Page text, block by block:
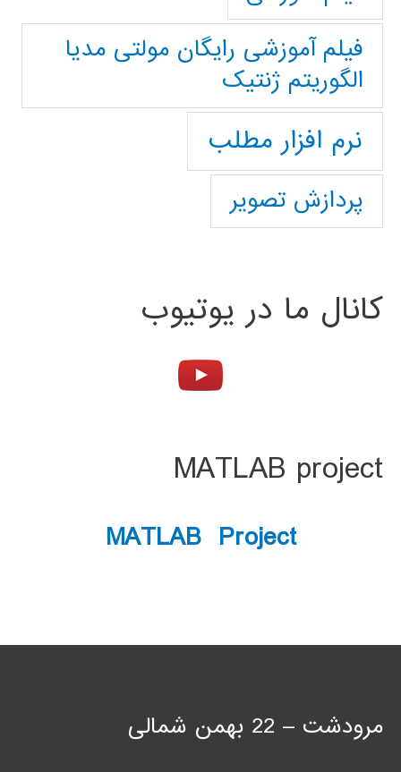
فیلم آموزشی رایگان مولتی مدیا
الگوریتم ژنتیک
نرم افزار مطلب
پردازش تصویر
کانال ما در یوتیوب
MATLAB project
MATLAB Project
مرودشت – 22 بهمن شمالی